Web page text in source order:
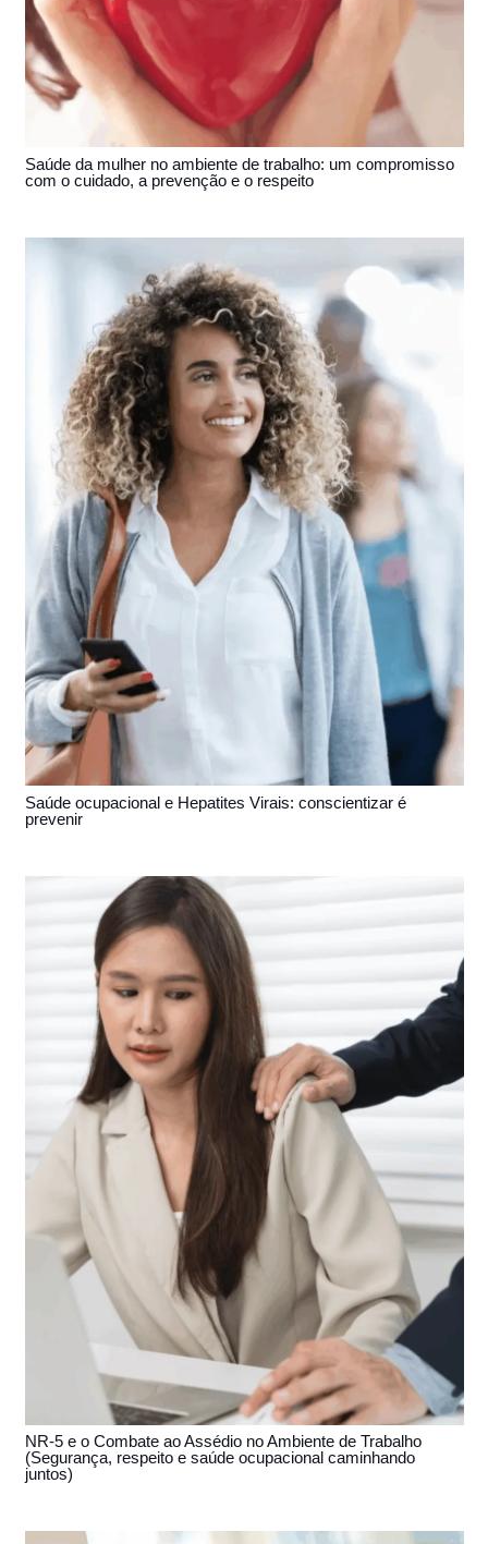
Saúde da mulher no ambiente de trabalho: um compromisso
com o cuidado, a prevenção e o respeito
Saúde ocupacional e Hepatites Virais: conscientizar é
prevenir
NR-5 e o Combate ao Assédio no Ambiente de Trabalho
(Segurança, respeito e saúde ocupacional caminhando
juntos)